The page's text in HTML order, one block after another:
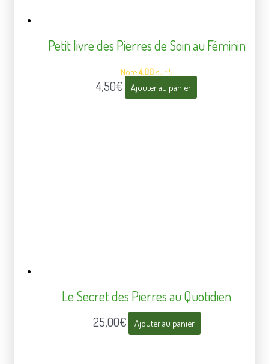
Petit livre des Pierres de Soin au Féminin
Note4.00 sur 5
4,50€ Ajouter au panier
Le Secret des Pierres au Quotidien
25,00€ Ajouter au panier